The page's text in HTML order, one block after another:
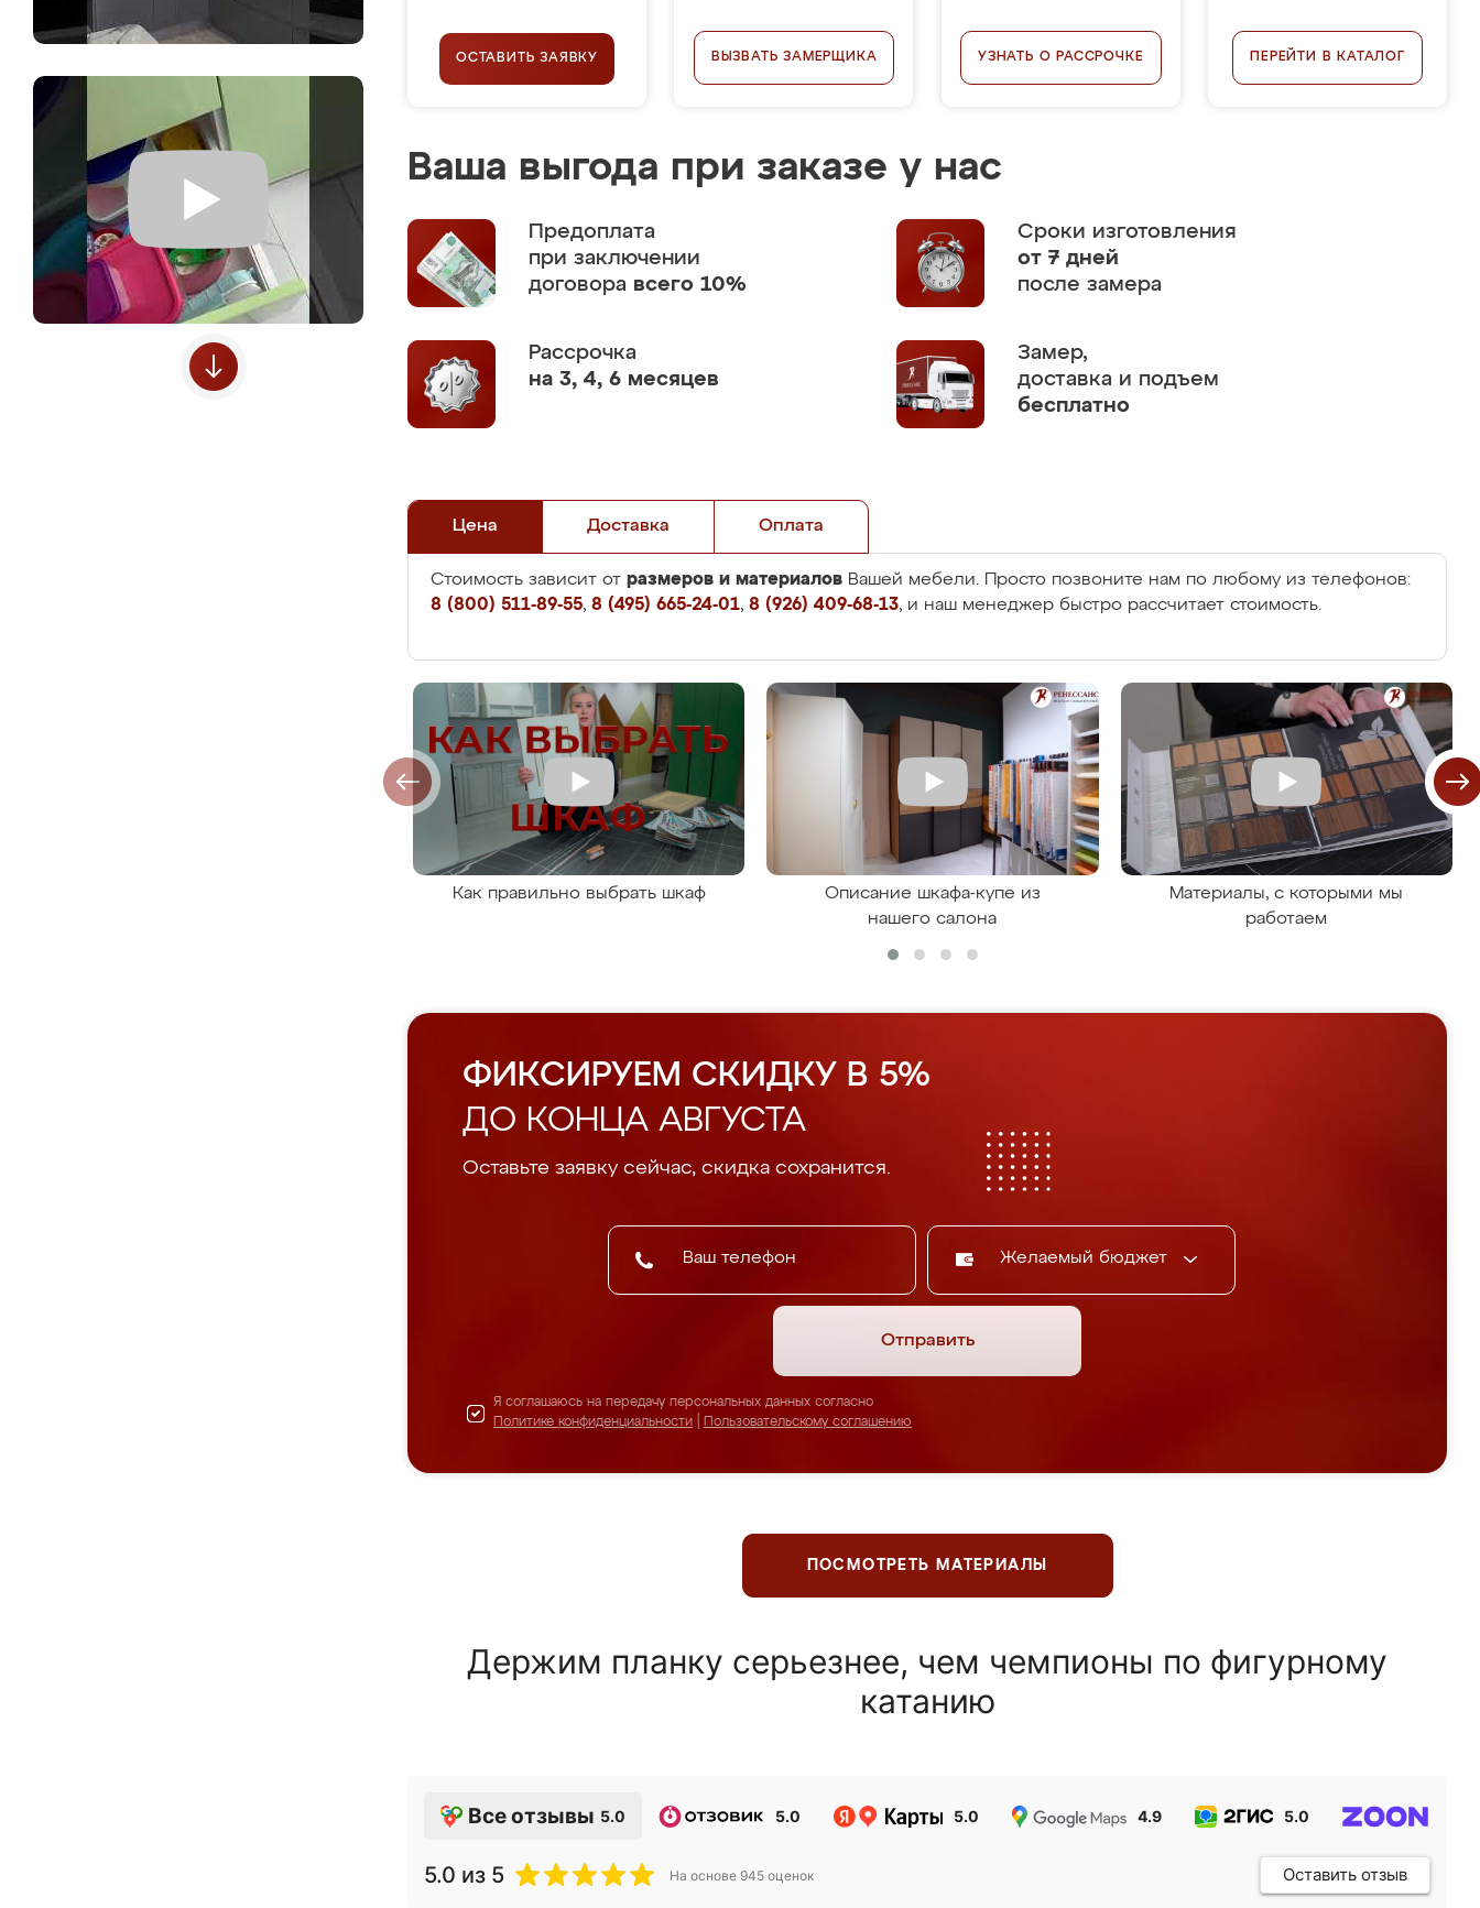
ОСТАВИТЬ ЗАЯВКУ ВЫЗВАТЬ ЗАМЕРЩИКА УЗНАТЬ О РАССРОЧКЕ ПЕРЕЙТИ В КАТАЛОГ
Ваша выгода при заказе у нас
Предоплата
при заключении
договора всего 10%
Сроки изготовления
от 7 дней
после замера
Рассрочка
на 3, 4, 6 месяцев
Замер,
доставка и подъем
бесплатно
Цена Доставка Оплата
Стоимость зависит от размеров и материалов Вашей мебели. Просто позвоните нам по любому из телефонов:
8 (800) 511-89-55, 8 (495) 665-24-01, 8 (926) 409-68-13, и наш менеджер быстро рассчитает стоимость.
Как правильно выбрать шкаф
Описание шкафа-купе из
нашего салона
Материалы, с которыми мы
работаем
ФИКСИРУЕМ СКИДКУ В 5%
ДО КОНЦА АВГУСТА
Оставьте заявку сейчас, скидка сохранится.
Желаемый бюджет
Отправить
Я соглашаюсь на передачу персональных данных согласно
Политике конфиденциальности
Пользовательскому соглашению
ПОСМОТРЕТЬ МАТЕРИАЛЫ
Держим планку серьезнее, чем чемпионы по фигурному
катанию
Все отзывы 5.0 5.0 5.0 4.9 5.0
5.0 из 5 На основе 945 оценок Оставить отзыв